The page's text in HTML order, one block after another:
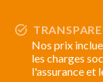
Nos prix
les charges
l'assurance et